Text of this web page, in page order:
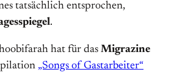
tatsächlich entsprochen,
.
hat für das Migrazine
„Songs of Gastarbeiter“